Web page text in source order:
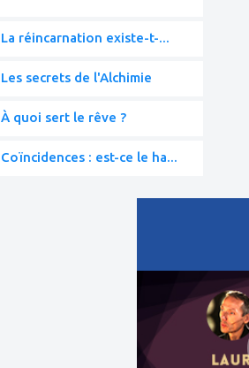
La réincarnation existe-t-...
Les secrets de l'Alchimie
À quoi sert le rêve ?
Coïncidences : est-ce le ha...
favoris